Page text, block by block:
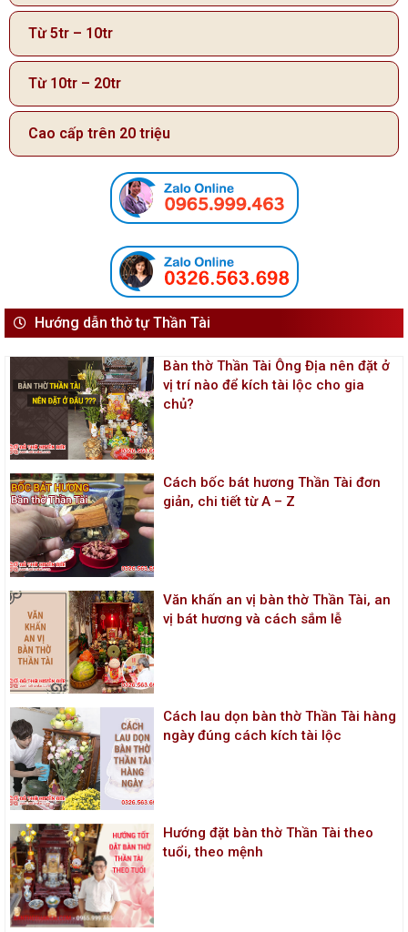
Từ 5tr – 10tr
Từ 10tr – 20tr
Cao cấp trên 20 triệu
Hướng dẫn thờ tự Thần Tài
Bàn thờ Thần Tài Ông Địa nên đặt ở
vị trí nào để kích tài lộc cho gia
chủ?
Cách bốc bát hương Thần Tài đơn
giản, chi tiết từ A – Z
Văn khấn an vị bàn thờ Thần Tài, an
vị bát hương và cách sắm lễ
Cách lau dọn bàn thờ Thần Tài hàng
ngày đúng cách kích tài lộc
Hướng đặt bàn thờ Thần Tài theo
tuổi, theo mệnh